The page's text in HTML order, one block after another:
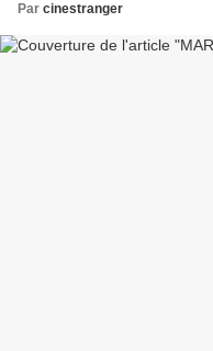
Par cinestranger